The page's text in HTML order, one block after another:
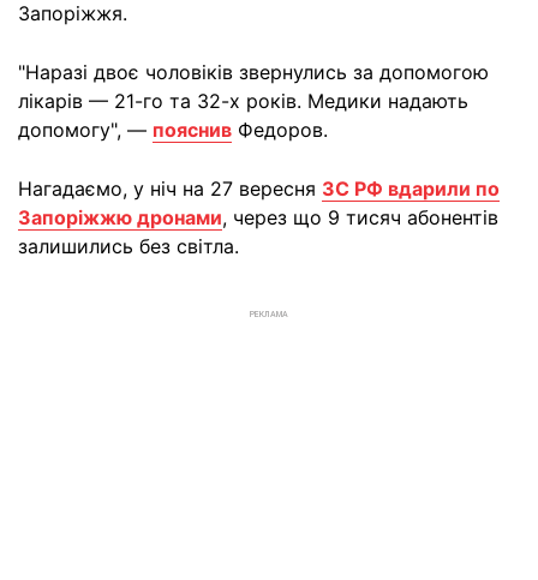
Запоріжжя.
"Наразі двоє чоловіків звернулись за допомогою
лікарів — 21-го та 32-х років. Медики надають
допомогу", — пояснив Федоров.
Нагадаємо, у ніч на 27 вересня ЗС РФ вдарили по
Запоріжжю дронами, через що 9 тисяч абонентів
залишились без світла.
РЕКЛАМА